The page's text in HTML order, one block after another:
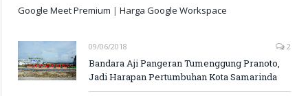
Google Meet Premium | Harga Google Workspace
09/06/2018 2
Bandara Aji Pangeran Tumenggung Pranoto,
Jadi Harapan Pertumbuhan Kota Samarinda